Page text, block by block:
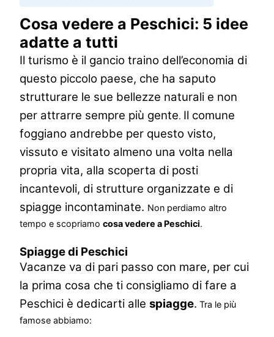
Cosa vedere a Peschici: 5 idee
adatte a tutti
Il turismo è il gancio traino dell’economia di
questo piccolo paese, che ha saputo
strutturare le sue bellezze naturali e non
per attrarre sempre più gente. Il comune
foggiano andrebbe per questo visto,
vissuto e visitato almeno una volta nella
propria vita, alla scoperta di posti
incantevoli, di strutture organizzate e di
spiagge incontaminate. Non perdiamo altro
tempo e scopriamo cosa vedere a Peschici.
Spiagge di Peschici
Vacanze va di pari passo con mare, per cui
la prima cosa che ti consigliamo di fare a
Peschici è dedicarti alle spiagge. Tra le più
famose abbiamo: